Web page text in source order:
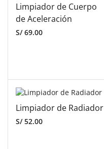
Limpiador de Cuerpo
de Aceleración
S/69.00
Limpiador de Radiador
S/52.00